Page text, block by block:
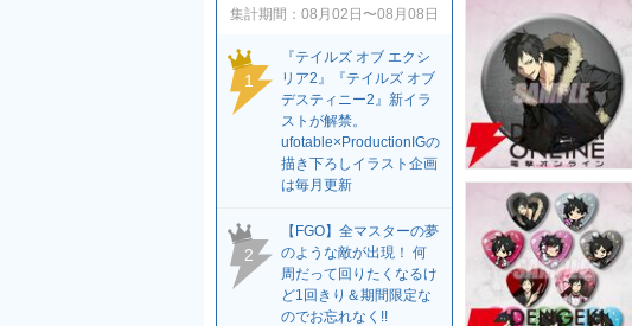
集計期間： 08月02日〜08月08日
1
『テイルズ オブ エクシ
リア2』『テイルズ オブ
デスティニー2』新イラ
ストが解禁。
ufotable×ProductionIGの
描き下ろしイラスト企画
は毎月更新
2
【FGO】全マスターの夢
のような敵が出現！ 何
周だって回りたくなるけ
ど1回きり＆期間限定な
のでお忘れなく!!